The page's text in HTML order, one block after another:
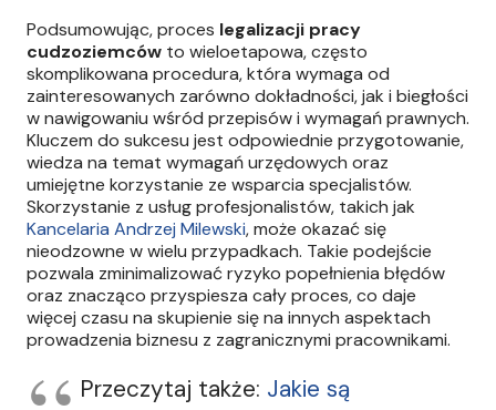
Podsumowując, proces legalizacji pracy
cudzoziemców to wieloetapowa, często
skomplikowana procedura, która wymaga od
zainteresowanych zarówno dokładności, jak i biegłości
w nawigowaniu wśród przepisów i wymagań prawnych.
Kluczem do sukcesu jest odpowiednie przygotowanie,
wiedza na temat wymagań urzędowych oraz
umiejętne korzystanie ze wsparcia specjalistów.
Skorzystanie z usług profesjonalistów, takich jak
Kancelaria Andrzej Milewski, może okazać się
nieodzowne w wielu przypadkach. Takie podejście
pozwala zminimalizować ryzyko popełnienia błędów
oraz znacząco przyspiesza cały proces, co daje
więcej czasu na skupienie się na innych aspektach
prowadzenia biznesu z zagranicznymi pracownikami.
Przeczytaj także: Jakie są